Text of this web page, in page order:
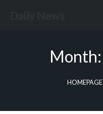
Month:
HOMEPAGE